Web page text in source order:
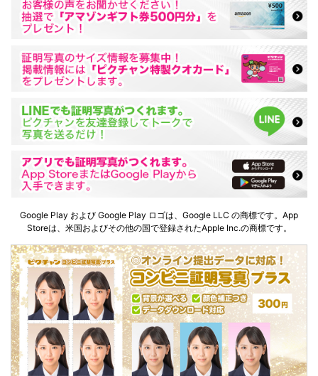
Google Play および Google Play ロゴは、Google LLC の商標です。App
Storeは、米国およびその他の国で登録されたApple Inc.の商標です。